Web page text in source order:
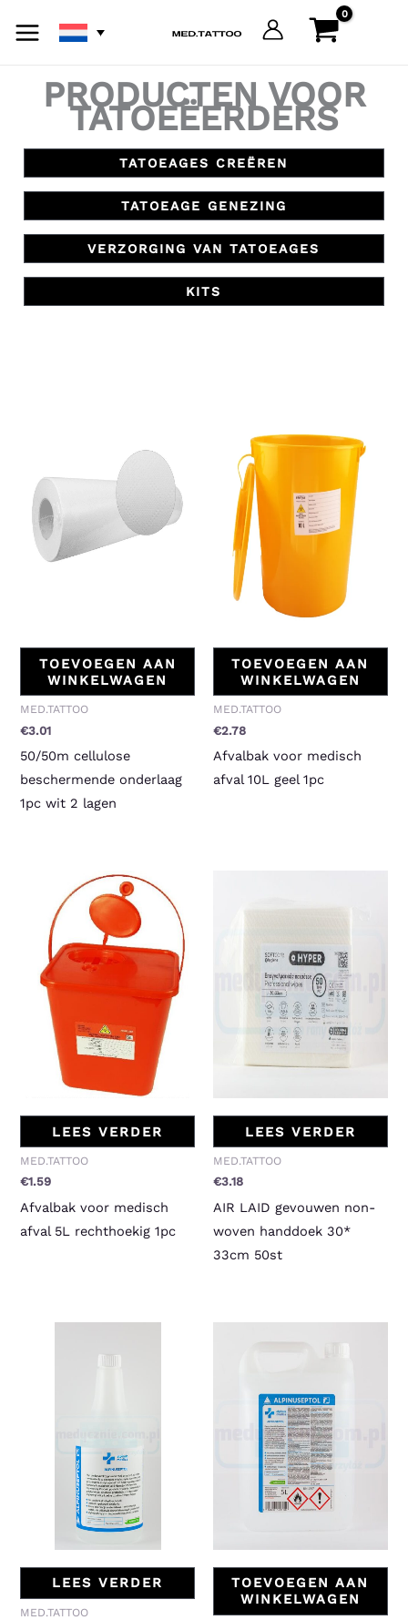
naar
PRODUCTEN VOOR
TATOEËERDERS
TATOEAGES CREËREN
TATOEAGE GENEZING
VERZORGING VAN TATOEAGES
KITS
TOEVOEGEN AAN
WINKELWAGEN
MED.TATTOO
€3.01
50/50m cellulose
beschermende onderlaag
1pc wit 2 lagen
TOEVOEGEN AAN
WINKELWAGEN
MED.TATTOO
€2.78
Afvalbak voor medisch
afval 10L geel 1pc
LEES VERDER
MED.TATTOO
€1.59
Afvalbak voor medisch
afval 5L rechthoekig 1pc
LEES VERDER
MED.TATTOO
€3.18
AIR LAID gevouwen non-
woven handdoek 30*
33cm 50st
LEES VERDER
MED.TATTOO
TOEVOEGEN AAN
WINKELWAGEN